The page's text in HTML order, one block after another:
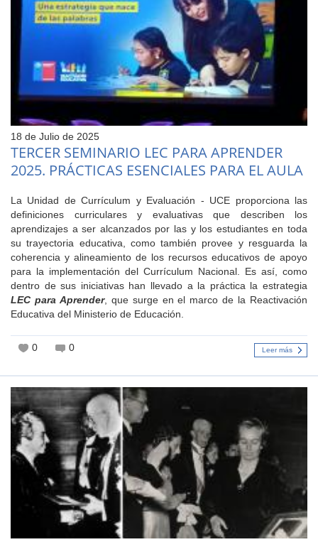
18 de Julio de 2025
TERCER SEMINARIO LEC PARA APRENDER
2025. PRÁCTICAS ESENCIALES PARA EL AULA
La Unidad de Currículum y Evaluación - UCE proporciona las
definiciones curriculares y evaluativas que describen los
aprendizajes a ser alcanzados por las y los estudiantes en toda
su trayectoria educativa, como también provee y resguarda la
coherencia y alineamiento de los recursos educativos de apoyo
para la implementación del Currículum Nacional. Es así, como
dentro de sus iniciativas han llevado a la práctica la estrategia
LEC para Aprender, que surge en el marco de la Reactivación
Educativa del Ministerio de Educación.
0 0 Leer más